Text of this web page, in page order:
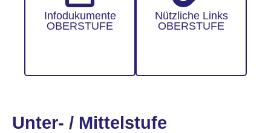
Infodukumente
OBERSTUFE
Nützliche Links
OBERSTUFE
Unter- / Mittelstufe